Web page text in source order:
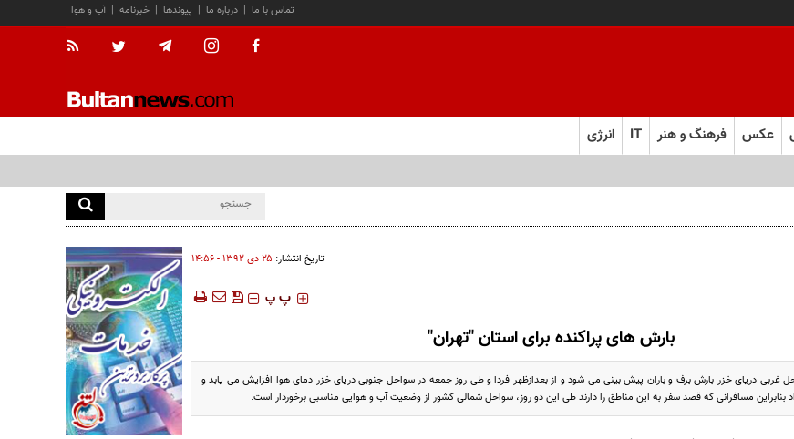
آب و هوا | خبرنامه | پیوندها | درباره ما | تماس با ما
عکس فرهنگ و هنر IT انرژی
تاریخ انتشار: ۲۵ دی ۱۳۹۲ - ۱۴:۵۶
‍‍‍ پ پ
بارش های پراکنده برای استان "تهران"
غربی دریای خزر بارش برف و باران پیش بینی می شود و از بعدازظهر فردا و طی روز جمعه در سواحل جنوبی دریای خزر دمای هوا افزایش می یابد و
بنابراین مسافرانی که قصد سفر به این مناطق را دارند طی این دو روز، سواحل شمالی کشور از وضعیت آب و هوایی مناسبی برخوردار است.